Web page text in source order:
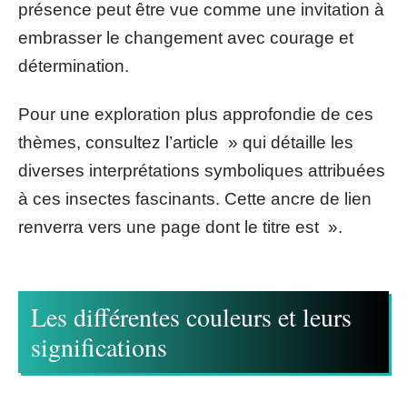
présence peut être vue comme une invitation à
embrasser le changement avec courage et
détermination.
Pour une exploration plus approfondie de ces
thèmes, consultez l’article » qui détaille les
diverses interprétations symboliques attribuées
à ces insectes fascinants. Cette ancre de lien
renverra vers une page dont le titre est ».
Les différentes couleurs et leurs
significations